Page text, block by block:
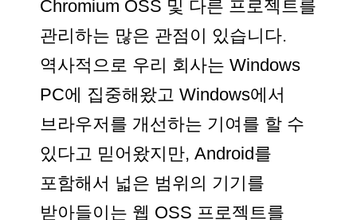
Chromium OSS 및 다른 프로젝트를
관리하는 많은 관점이 있습니다.
역사적으로 우리 회사는 Windows
PC에 집중해왔고 Windows에서
브라우저를 개선하는 기여를 할 수
있다고 믿어왔지만, Android를
포함해서 넓은 범위의 기기를
받아들이는 웹 OSS 프로젝트를